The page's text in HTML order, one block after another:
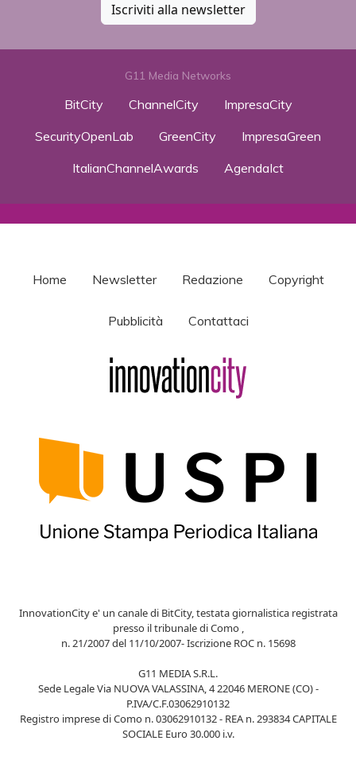
Iscriviti alla newsletter
G11 Media Networks
BitCity ChannelCity
ImpresaCity
SecurityOpenLab
GreenCity
ImpresaGreen
ItalianChannelAwards
AgendaIct
Home Newsletter Redazione Copyright
Pubblicità Contattaci
InnovationCity e' un canale di BitCity, testata giornalistica registrata
presso il tribunale di Como ,
n. 21/2007 del 11/10/2007- Iscrizione ROC n. 15698
G11 MEDIA S.R.L.
Sede Legale Via NUOVA VALASSINA, 4 22046 MERONE (CO) -
P.IVA/C.F.03062910132
Registro imprese di Como n. 03062910132 - REA n. 293834 CAPITALE
SOCIALE Euro 30.000 i.v.